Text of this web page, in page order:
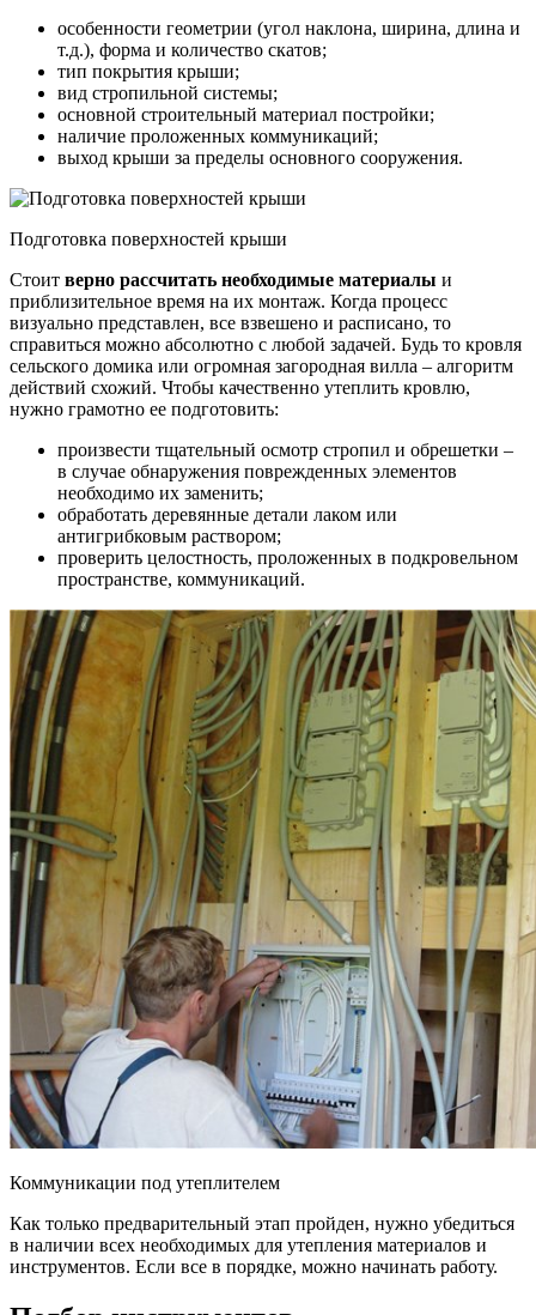
особенности геометрии (угол наклона, ширина, длина и
т.д.), форма и количество скатов;
тип покрытия крыши;
вид стропильной системы;
основной строительный материал постройки;
наличие проложенных коммуникаций;
выход крыши за пределы основного сооружения.
Подготовка поверхностей крыши
Стоит верно рассчитать необходимые материалы и
приблизительное время на их монтаж. Когда процесс
визуально представлен, все взвешено и расписано, то
справиться можно абсолютно с любой задачей. Будь то кровля
сельского домика или огромная загородная вилла – алгоритм
действий схожий. Чтобы качественно утеплить кровлю,
нужно грамотно ее подготовить:
произвести тщательный осмотр стропил и обрешетки –
в случае обнаружения поврежденных элементов
необходимо их заменить;
обработать деревянные детали лаком или
антигрибковым раствором;
проверить целостность, проложенных в подкровельном
пространстве, коммуникаций.
Коммуникации под утеплителем
Как только предварительный этап пройден, нужно убедиться
в наличии всех необходимых для утепления материалов и
инструментов. Если все в порядке, можно начинать работу.